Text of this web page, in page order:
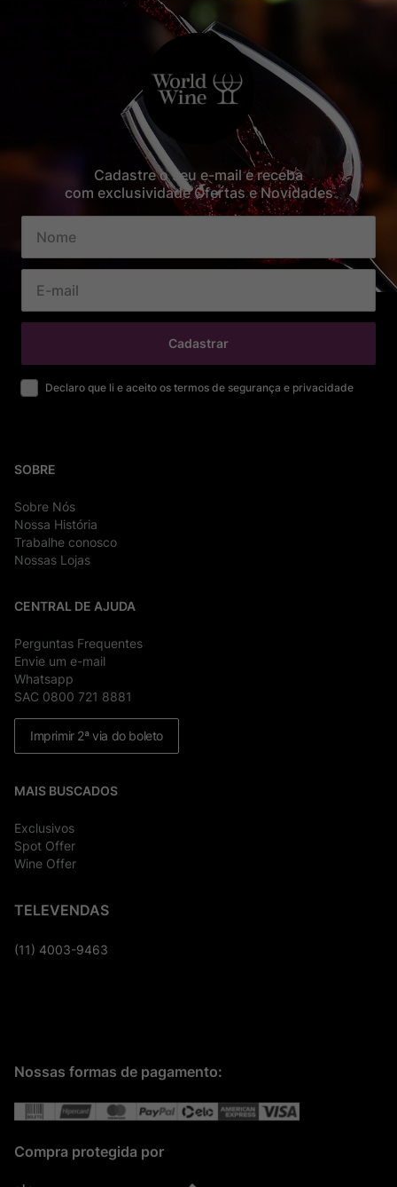
Cadastre o seu e-mail e receba
com exclusividade Ofertas e Novidades
Cadastrar
Declaro que li e aceito os termos de segurança e privacidade
SOBRE
Sobre Nós
Nossa História
Trabalhe conosco
Nossas Lojas
CENTRAL DE AJUDA
Perguntas Frequentes
Envie um e-mail
Whatsapp
SAC 0800 721 8881
Imprimir 2ª via do boleto
MAIS BUSCADOS
Exclusivos
Spot Offer
Wine Offer
TELEVENDAS
(11) 4003-9463
Nossas formas de pagamento:
Compra protegida por